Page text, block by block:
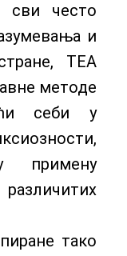
сви често
и
ТЕА
методе
себи у
примену
тако